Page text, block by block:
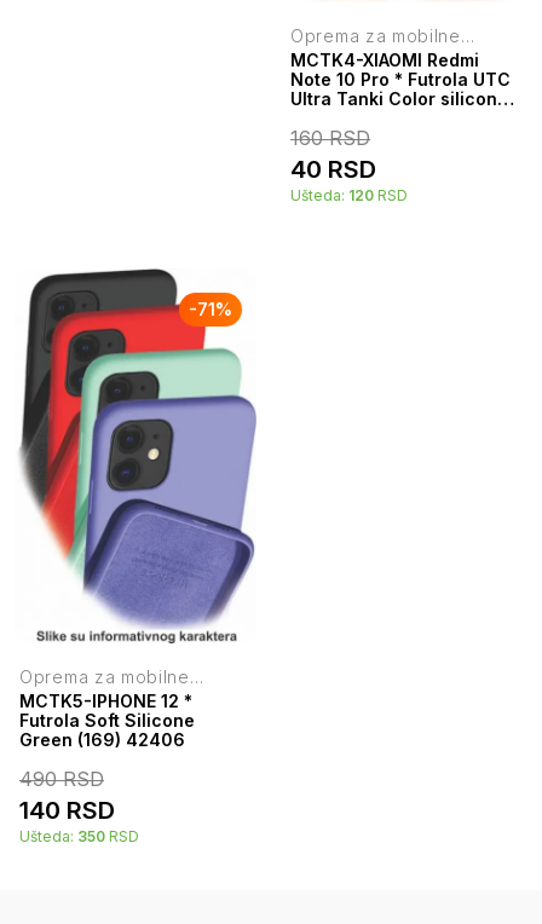
Oprema za mobilne
telefone
MCTK4-XIAOMI Redmi
Note 10 Pro * Futrola UTC
Ultra Tanki Color silicone
160RSD
40 RSD
Ušteda: 120 RSD
-71%
Oprema za mobilne
telefone
MCTK5-IPHONE 12 *
Futrola Soft Silicone
Green (169) 42406
490RSD
140 RSD
Ušteda: 350 RSD